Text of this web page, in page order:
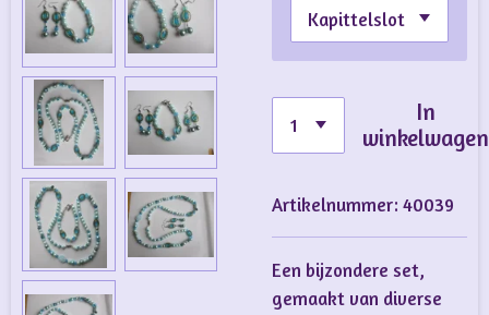
In
winkelwagen
Artikelnummer: 40039
Een bijzondere set,
gemaakt van diverse